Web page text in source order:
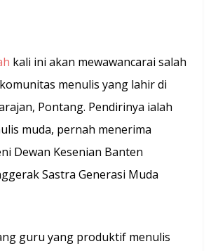
kali ini akan mewawancarai salah
menulis yang lahir di
Pontang. Pendirinya ialah
muda, pernah menerima
Dewan Kesenian Banten
Sastra Generasi Muda
guru yang produktif menulis